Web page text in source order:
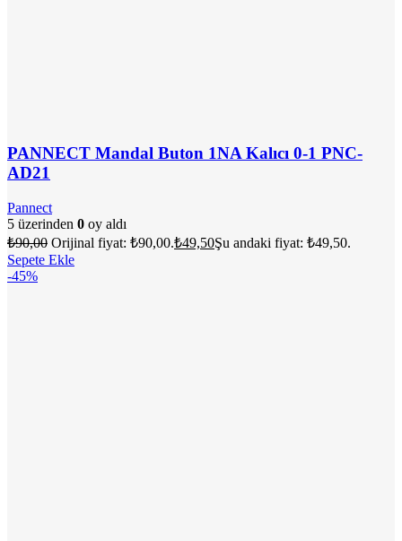
PANNECT Mandal Buton 1NA Kalıcı 0-1 PNC-
AD21
Pannect
5 üzerinden 0 oy aldı
₺90,00 Orijinal fiyat: ₺90,00.₺49,50Şu andaki fiyat: ₺49,50.
Sepete Ekle
-45%